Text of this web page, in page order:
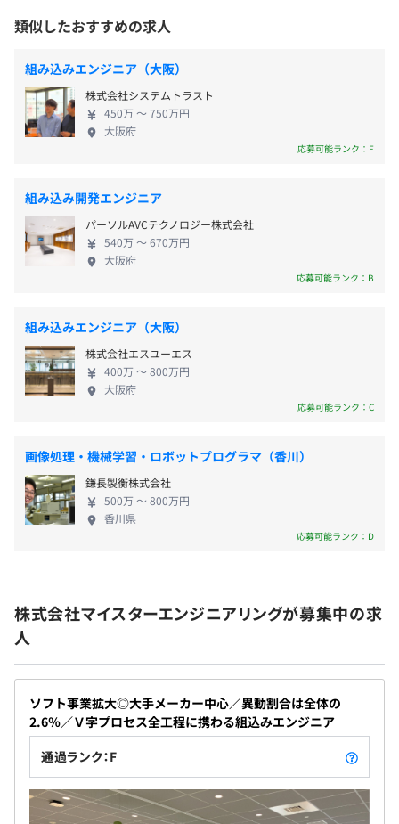
・大手メーカーであるクライアントと連携した実践的な技
術研修システムや自社独自のeラーニングプログラム、リ
ーダー管理職研修等の教育体制とキャリアアップ体系を整
備しております。
・Webをつないでの面談を月1～2回実施しています。
す。
・通信教育補助制度（講座終了証を得れば60%～100％を
会社が費用負担）
・資格取得奨励金制度（300種類以上の資格が対象！取得
・技術書籍の購入補助制度
オブジェクト指向、ウォーターフォール、アジャイル
す。各工程で品質確認をおこない、不具合混入や手戻り工
数が発生しないようにプロジェクトの推進をしていきま
す。
【チームの雰囲気】
毎朝必ずミーティングを実施しており、みんなでコミュニ
ケーションをとりながら、チーム一丸となって仕事ができ
るよう和気あいあいとした雰囲気で業務をおこなっていま
す。
市）、愛知（名古屋市、刈谷市、安城市）、大阪（大阪
の8拠点
就業場所の変更範囲
＜雇入時＞
会社の定める場所（テレワークを行う場所を含む）
受動喫煙防止措置に関する事項
従業員に対する受動喫煙対策：あり
・年末年始休暇
・GW休暇
・夏季休暇
・慶弔休暇
・有給休暇（入社初年度最大10日付与／半日休暇制度あ
り）
・特別休暇
・残業手当
・通勤交通費全額支給（規定あり）
※満18歳までの2子まで）
・役職手当
など
年2回（6月・12月）
年1回（4月）
社会保険完備（健康保険・厚生年金加入・雇用保険・労災
保険）
無期雇用
4カ月（待遇の変更はありません）
類似したおすすめの求人
組み込みエンジニア（大阪）
株式会社システムトラスト
450万 〜 750万円
大阪府
応募可能ランク：F
組み込み開発エンジニア
パーソルAVCテクノロジー株式会社
540万 〜 670万円
大阪府
応募可能ランク：B
組み込みエンジニア（大阪）
株式会社エスユーエス
400万 〜 800万円
大阪府
応募可能ランク：C
画像処理・機械学習・ロボットプログラマ（香川）
鎌長製衡株式会社
500万 〜 800万円
香川県
応募可能ランク：D
株式会社マイスターエンジニアリングが募集中の求
人
ソフト事業拡大◎大手メーカー中心／異動割合は全体の
2.6％／Ｖ字プロセス全工程に携わる組込みエンジニア
通過ランク：F